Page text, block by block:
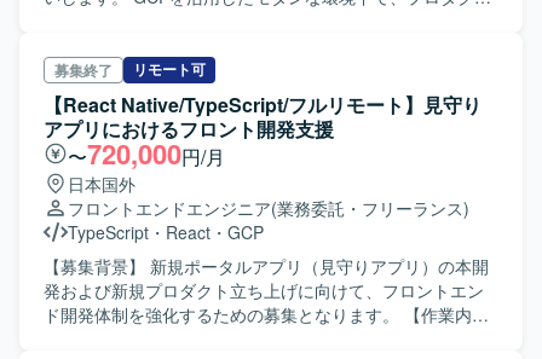
Buffers・gRPC ・インフラ：GCP(Cloud Run・Cloud
Firestore・Cloud Spanner) ・CI/CD：GitHub Actions・
Cloud Build ・ツール：GitHub・Notion・Terraform
募集終了 リモート可
【React Native/TypeScript/フルリモート】見守り
アプリにおけるフロント開発支援
〜720,000円/月
日本国外
フロントエンドエンジニア(業務委託・フリーランス)
TypeScript ・ React ・ GCP
【募集背景】 新規ポータルアプリ（見守りアプリ）の本開
発および新規プロダクト立ち上げに向けて、フロントエン
ド開発体制を強化するための募集となります。 【作業内